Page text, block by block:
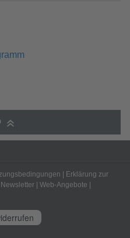
Erklärung zur
Newsletter Web-Angebote